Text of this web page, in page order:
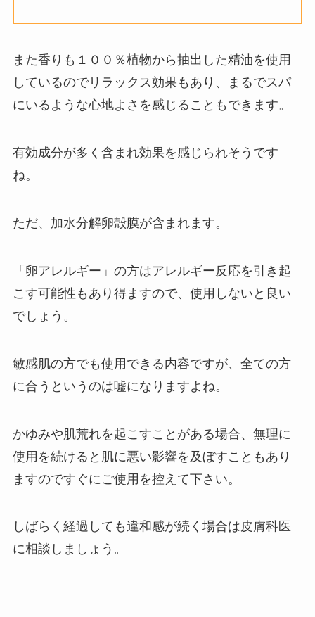
また香りも１００％植物から抽出した精油を使用
しているのでリラックス効果もあり、まるでスパ
にいるような心地よさを感じることもできます。
有効成分が多く含まれ効果を感じられそうです
ね。
ただ、加水分解卵殻膜が含まれます。
「卵アレルギー」の方はアレルギー反応を引き起
こす可能性もあり得ますので、使用しないと良い
でしょう。
敏感肌の方でも使用できる内容ですが、全ての方
に合うというのは嘘になりますよね。
かゆみや肌荒れを起こすことがある場合、無理に
使用を続けると肌に悪い影響を及ぼすこともあり
ますのですぐにご使用を控えて下さい。
しばらく経過しても違和感が続く場合は皮膚科医
に相談しましょう。